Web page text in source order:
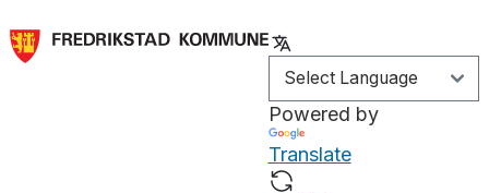
Powered by
Translate